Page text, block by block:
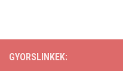
GYORSLINKEK: